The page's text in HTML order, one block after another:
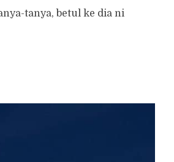
tanya, betul ke dia ni